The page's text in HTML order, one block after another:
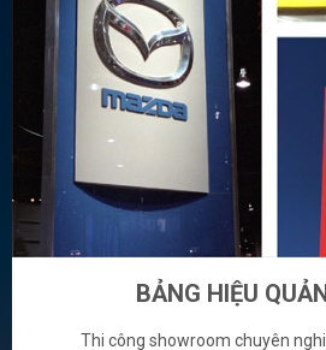
BẢNG HIỆU
Thi công showroom chuyên